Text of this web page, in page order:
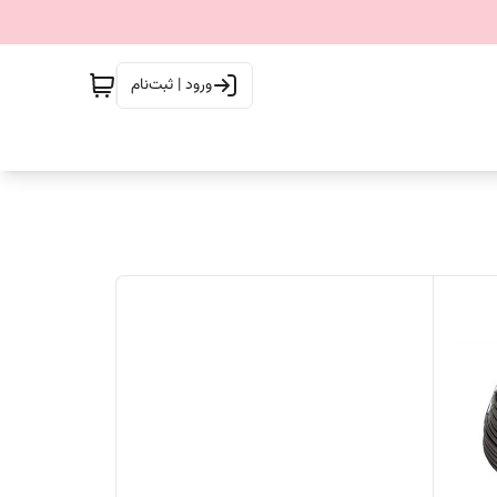
ورود | ثبت‌نام